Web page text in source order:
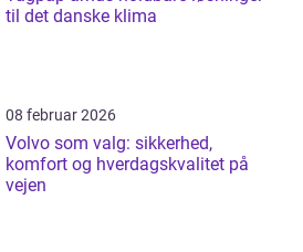
til det danske klima
08 februar 2026
Volvo som valg: sikkerhed,
komfort og hverdagskvalitet på
vejen